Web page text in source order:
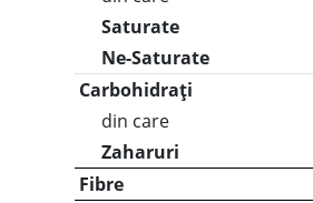
Saturate
Ne-Saturate
Carbohidrați
din care
Zaharuri
Fibre